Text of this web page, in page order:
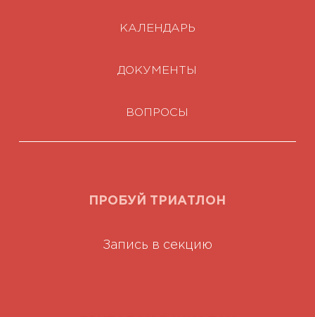
КАЛЕНДАРЬ
ДОКУМЕНТЫ
ВОПРОСЫ
ПРОБУЙ ТРИАТЛОН
Запись в секцию